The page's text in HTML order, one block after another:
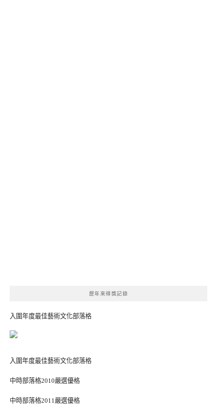
歷年來得獎記錄
入圍年度最佳藝術文化部落格
入圍年度最佳藝術文化部落格
中時部落格2010嚴選優格
中時部落格2011嚴選優格